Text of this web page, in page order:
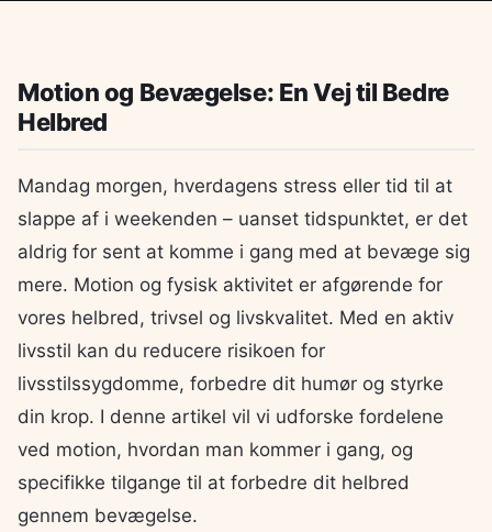
Motion og Bevægelse: En Vej til Bedre
Helbred
Mandag morgen, hverdagens stress eller tid til at
slappe af i weekenden – uanset tidspunktet, er det
aldrig for sent at komme i gang med at bevæge sig
mere. Motion og fysisk aktivitet er afgørende for
vores helbred, trivsel og livskvalitet. Med en aktiv
livsstil kan du reducere risikoen for
livsstilssygdomme, forbedre dit humør og styrke
din krop. I denne artikel vil vi udforske fordelene
ved motion, hvordan man kommer i gang, og
specifikke tilgange til at forbedre dit helbred
gennem bevægelse.